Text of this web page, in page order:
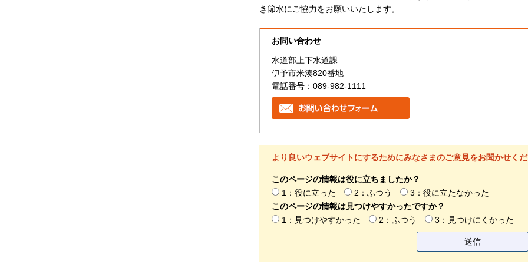
き節水にご協力をお願いいたします。
お問い合わせ
水道部上下水道課
伊予市米湊820番地
電話番号：089-982-1111
より良いウェブサイトにするためにみなさまのご意見をお聞かせく
このページの情報は役に立ちましたか？
1：役に立った
2：ふつう
3：役に立たなかった
このページの情報は見つけやすかったですか？
1：見つけやすかった
2：ふつう 3：見つけにくかった